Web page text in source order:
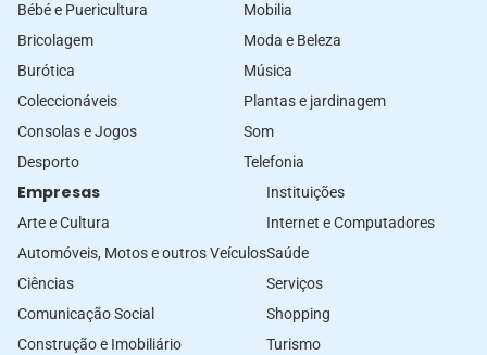
Bébé e Puericultura
Bricolagem
Burótica
Coleccionáveis
Consolas e Jogos
Desporto
Mobilia
Moda e Beleza
Música
Plantas e jardinagem
Som
Telefonia
Empresas
Arte e Cultura
Automóveis, Motos e outros Veículos
Ciências
Comunicação Social
Construção e Imobiliário
Instituições
Internet e Computadores
Saúde
Serviços
Shopping
Turismo